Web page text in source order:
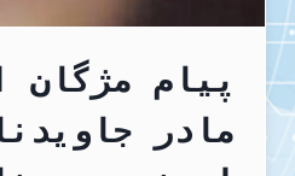
پیام مژگان
مادر